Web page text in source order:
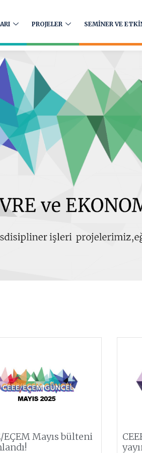
PROJELER SEMİNER VE
EÇEM Mayıs bülteni